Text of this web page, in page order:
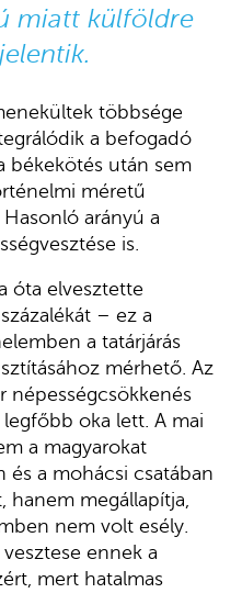
miatt külföldre
többsége
a befogadó
békekötés után sem
méretű
arányú a
is.
óta elvesztette
– ez a
a tatárjárás
mérhető. Az
népességcsökkenés
oka lett. A mai
a magyarokat
és a mohácsi csatában
hanem megállapítja,
nem volt esély.
ennek a
mert hatalmas